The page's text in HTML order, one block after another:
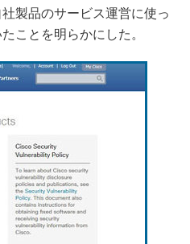
製品のサービス運営に使っ
ことを明らかにした。